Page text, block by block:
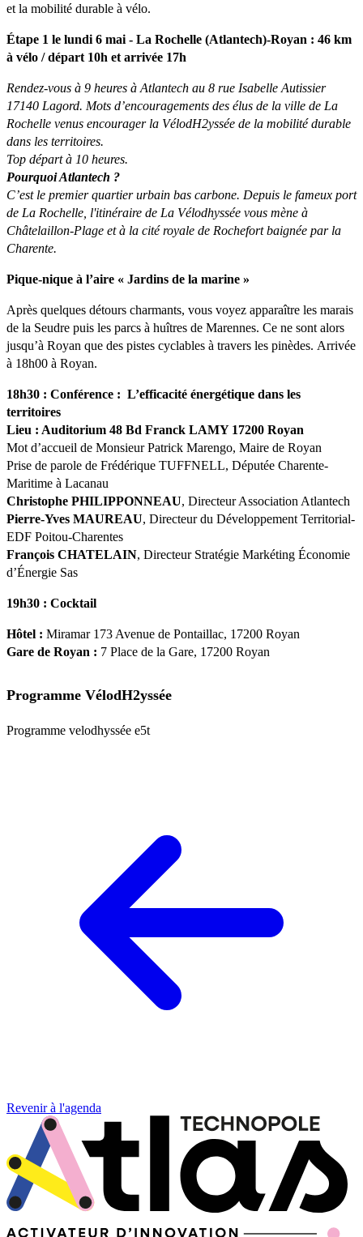
et la mobilité durable à vélo.
Étape 1 le lundi 6 mai - La Rochelle (Atlantech)-Royan : 46 km
à vélo / départ 10h et arrivée 17h
Rendez-vous à 9 heures à Atlantech au 8 rue Isabelle Autissier
17140 Lagord. Mots d’encouragements des élus de la ville de La
Rochelle venus encourager la VélodH2yssée de la mobilité durable
dans les territoires.
Top départ à 10 heures.
Pourquoi Atlantech ?
C’est le premier quartier urbain bas carbone. Depuis le fameux port
de La Rochelle, l'itinéraire de La Vélodhyssée vous mène à
Châtelaillon-Plage et à la cité royale de Rochefort baignée par la
Charente.
Pique-nique à l’aire « Jardins de la marine »
Après quelques détours charmants, vous voyez apparaître les marais
de la Seudre puis les parcs à huîtres de Marennes. Ce ne sont alors
jusqu’à Royan que des pistes cyclables à travers les pinèdes. Arrivée
à 18h00 à Royan.
18h30 : Conférence : L’efficacité énergétique dans les
territoires
Lieu : Auditorium 48 Bd Franck LAMY 17200 Royan
Mot d’accueil de Monsieur Patrick Marengo, Maire de Royan
Prise de parole de Frédérique TUFFNELL, Députée Charente-
Maritime à Lacanau
Christophe PHILIPPONNEAU, Directeur Association Atlantech
Pierre-Yves MAUREAU, Directeur du Développement Territorial-
EDF Poitou-Charentes
François CHATELAIN, Directeur Stratégie Markéting Économie
d’Énergie Sas
19h30 : Cocktail
Hôtel : Miramar 173 Avenue de Pontaillac, 17200 Royan
Gare de Royan : 7 Place de la Gare, 17200 Royan
Programme VélodH2yssée
Programme velodhyssée e5t
Revenir à l'agenda